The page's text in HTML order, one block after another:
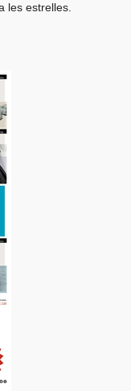
les estrelles.